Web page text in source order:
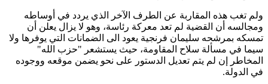
ولم تغب هذه المقاربة عن الطرف الآخر الذي يردد في أوساطه
ومجالسه أن القضية لم تعد معركة رئاسة، وهو لا يزال يعلن أن
تمسكه بمرشحه سليمان فرنجية يعود الى الضمانات التي يوفرها ولا
سيما في مسألة سلاح المقاومة، حيث يستشعر "حزب الله"
المخاطر إن لم يتم تعديل الدستور على نحو يضمن موقعه ووجوده
في الدولة.